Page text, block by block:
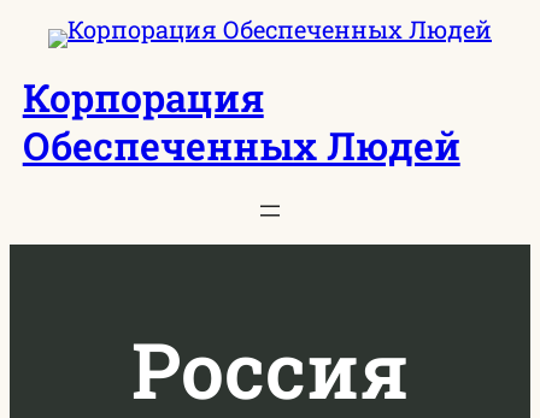
Перейти
содержимому
Корпорация
Обеспеченных Людей
Россия